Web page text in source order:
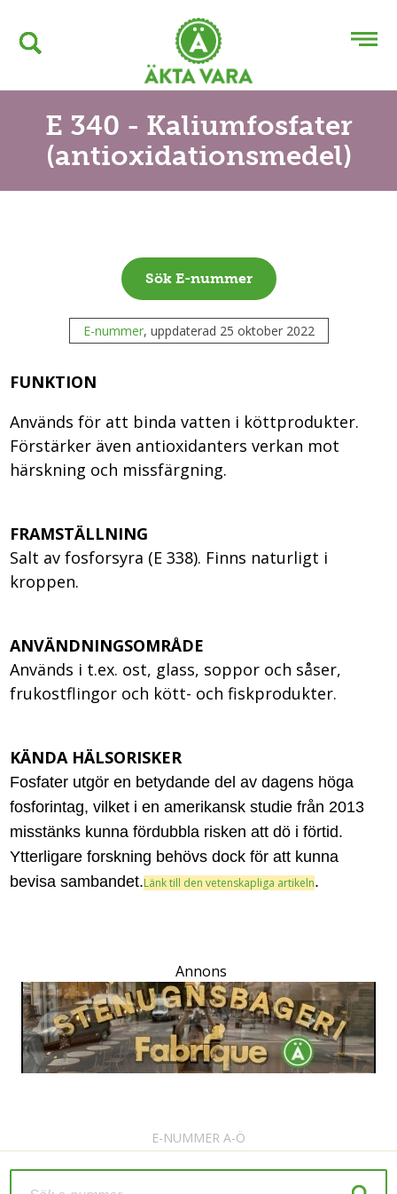
E 340 - Kaliumfosfater
(antioxidationsmedel)
Sök E-nummer
E-nummer, uppdaterad 25 oktober 2022
FUNKTION
Används för att binda vatten i köttprodukter.
Förstärker även antioxidanters verkan mot
härskning och missfärgning.
FRAMSTÄLLNING
Salt av fosforsyra (E 338). Finns naturligt i
kroppen.
ANVÄNDNINGSOMRÅDE
Används i t.ex. ost, glass, soppor och såser,
frukostflingor och kött- och fiskprodukter.
KÄNDA HÄLSORISKER
Fosfater utgör en betydande del av dagens höga
fosforintag, vilket i en amerikansk studie från 2013
misstänks kunna fördubbla risken att dö i förtid.
Ytterligare forskning behövs dock för att kunna
bevisa sambandet.Länk till den vetenskapliga artikeln.
Annons
E-NUMMER A-Ö